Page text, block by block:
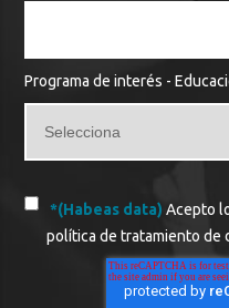
Programa de interés -
*(Habeas data)Acepto
política de tratamiento de